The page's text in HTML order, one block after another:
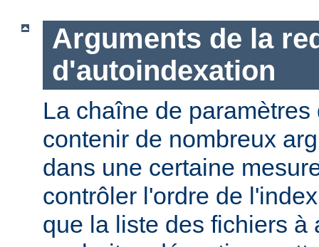
Arguments de la
d'autoindexation
La chaîne de
contenir de nombreux
dans une certaine
contrôler l'ordre de
que la liste des fichiers à